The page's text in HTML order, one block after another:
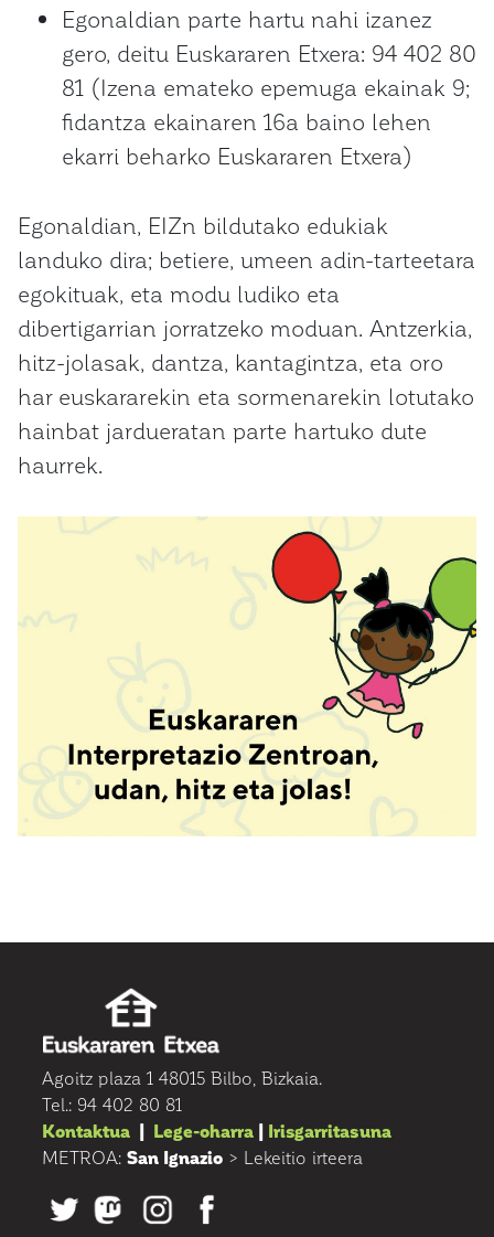
Egonaldian parte hartu nahi izanez
gero, deitu Euskararen Etxera: 94 402 80
81 (Izena emateko epemuga ekainak 9;
fidantza ekainaren 16a baino lehen
ekarri beharko Euskararen Etxera)
Egonaldian, EIZn bildutako edukiak
landuko dira; betiere, umeen adin-tarteetara
egokituak, eta modu ludiko eta
dibertigarrian jorratzeko moduan. Antzerkia,
hitz-jolasak, dantza, kantagintza, eta oro
har euskararekin eta sormenarekin lotutako
hainbat jardueratan parte hartuko dute
haurrek.
Agoitz plaza 1 48015 Bilbo, Bizkaia.
Tel.: 94 402 80 81
Kontaktua | Lege-oharra | Irisgarritasuna
METROA: San Ignazio > Lekeitio irteera